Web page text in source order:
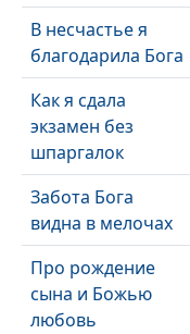
В несчастье я
благодарила Бога
Как я сдала
экзамен без
шпаргалок
Забота Бога
видна в мелочах
Про рождение
сына и Божью
любовь